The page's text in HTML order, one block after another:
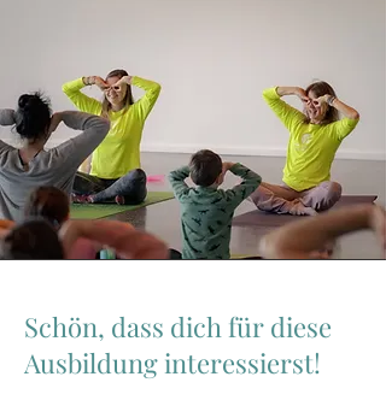
Schön, dass dich für diese
Ausbildung interessierst!